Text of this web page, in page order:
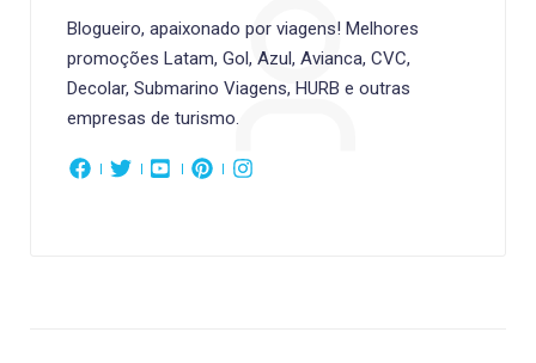
Blogueiro, apaixonado por viagens! Melhores
promoções Latam, Gol, Azul, Avianca, CVC,
Decolar, Submarino Viagens, HURB e outras
empresas de turismo.